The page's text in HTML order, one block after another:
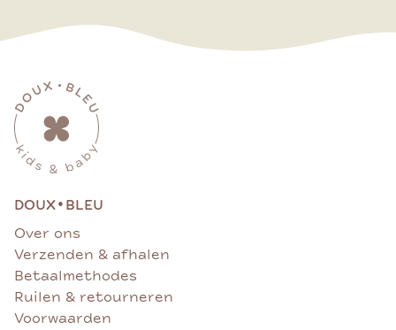
DOUX• BLEU
Over ons
Verzenden & afhalen
Betaalmethodes
Ruilen & retourneren
Voorwaarden